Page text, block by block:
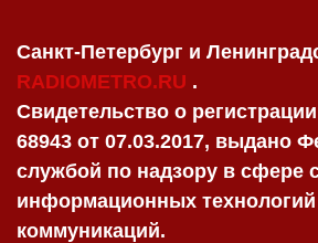
Санкт-Петербург и
RADIOMETRO.RU .
Свидетельство о
68943 от 07.03.2017, выдано
службой по надзору в сфере
информационных
коммуникаций.